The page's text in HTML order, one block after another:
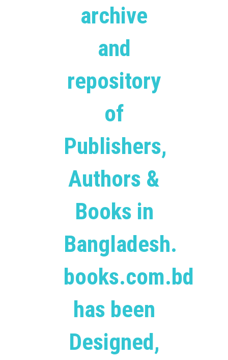
archive
and
repository
of
Publishers,
Authors &
Books in
Bangladesh.
books.com.bd
has been
Designed,